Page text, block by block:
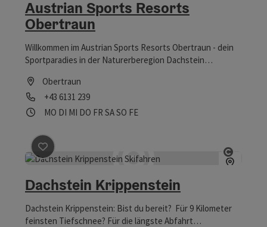
Austrian Sports Resorts
Obertraun
Willkommen im Austrian Sports Resorts Obertraun - dein
Sportparadies in der Naturerberegion Dachstein
sein willst, bist du bei uns genau richtig. Unsere
zahlreichen In- und Outdoor Sportanlagen stehen für dich
bereit.
Obertraun
Telefon
+43 6131 239
Öffnungszeiten
MO Montag geöffnet
DI Dienstag geöffnet
MI Mittwoch geöffnet
DO Donnerstag geöffnet
FR Freitag geöffnet
SASamstag geöffnet
SO Sonntag geöffnet
FEFeiertag geöffnet
Beitrag merken: Dachstein Krippenstein
Dachstein Krippenstein
Dachstein Krippenstein: Bist du bereit? Für 9 Kilometer
feinsten Tiefschnee? Für die längste Abfahrt